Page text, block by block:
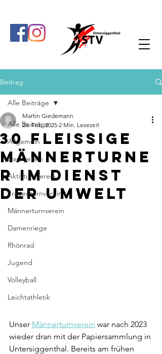
Beitrag
Alle Beiträge
Allgemein
Dachverein
Aktivturnverein
Frauenturnverein
Männerturnverein
Damenriege
Rhönrad
Jugend
Volleyball
Leichtathletik
Alle Beiträge
30 fleissige
Männerturne
r im Dienst
der Umwelt
Martin Giedemann
26. Feb. 2025 2 Min. Lesezeit
Unser Männerturnverein war nach 2023
wieder dran mit der Papiersammlung in
Untersiggenthal. Bereits am frühen